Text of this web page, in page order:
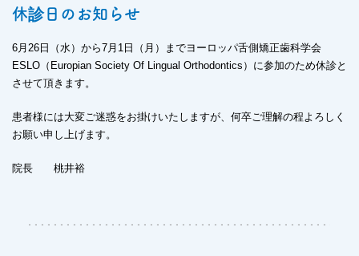
休診日のお知らせ
6月26日（水）から7月1日（月）までヨーロッパ舌側矯正歯科学会
ESLO（Europian Society Of Lingual Orthodontics）に参加のため休診と
させて頂きます。
患者様には大変ご迷惑をお掛けいたしますが、何卒ご理解の程よろしく
お願い申し上げます。
院長 桃井裕